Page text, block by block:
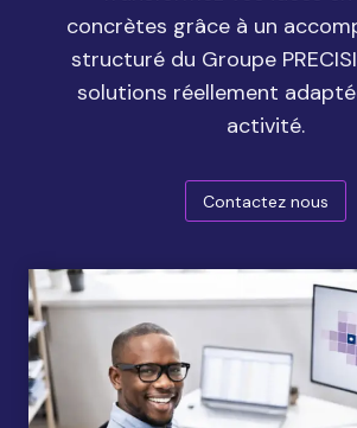
concrètes grâce à un
structuré du Groupe
solutions réellement
activité.
Contactez nous